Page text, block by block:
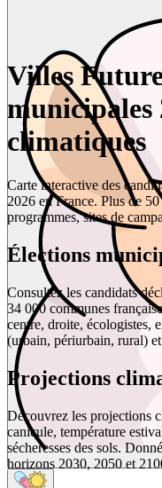
Villes
municipales
climatiques
Carte interactive des
2026 en France. Plus de
programmes, sites de
Élections
Consultez les candidats
34 000 communes
centre, droite, écologistes,
(urbain, périurbain, rural)
Projections
Découvrez les projections
canicule, température
sécheresses des sols.
horizons 2030, 2050 et